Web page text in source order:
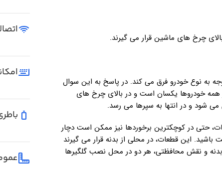
چرخ های ماشین قرار می گیرند.
به نوع خودرو فرق می کند. در پاسخ به این سوال
خودروها یکسان است و در بالای چرخ های
شود و در انتها به سپرها می رسد.
حتی در کوچکترین برخوردها نیز ممکن است دچار
این قطعات، در محلی از بدنه قرار می گیرند
بدنه و نقش محافظتی، هر دو در محل نصب گلگیرها